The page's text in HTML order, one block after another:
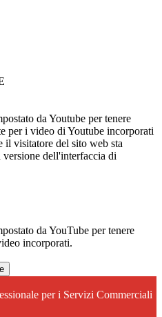
da Youtube per tenere
per i video di Youtube incorporati
il visitatore del sito web sta
dell'interfaccia di
da YouTube per tenere
incorporati.
per i Servizi Commerciali